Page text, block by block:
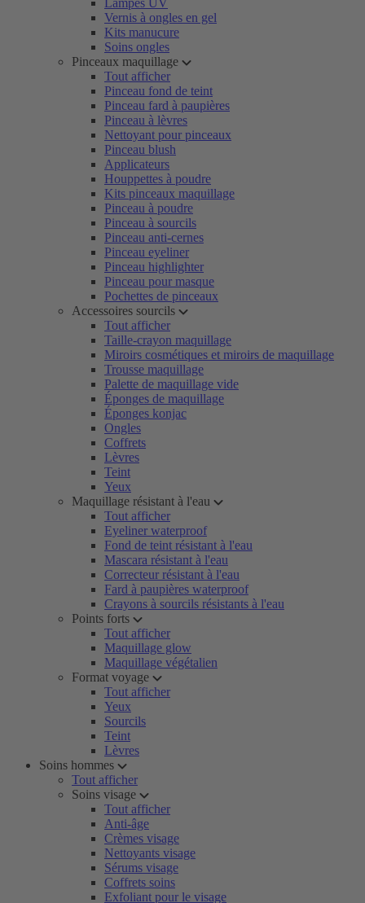
Lampes UV
Vernis à ongles en gel
Kits manucure
Soins ongles
Pinceaux maquillage
Tout afficher
Pinceau fond de teint
Pinceau fard à paupières
Pinceau à lèvres
Nettoyant pour pinceaux
Pinceau blush
Applicateurs
Houppettes à poudre
Kits pinceaux maquillage
Pinceau à poudre
Pinceau à sourcils
Pinceau anti-cernes
Pinceau eyeliner
Pinceau highlighter
Pinceau pour masque
Pochettes de pinceaux
Accessoires sourcils
Tout afficher
Taille-crayon maquillage
Miroirs cosmétiques et miroirs de maquillage
Trousse maquillage
Palette de maquillage vide
Éponges de maquillage
Éponges konjac
Ongles
Coffrets
Lèvres
Teint
Yeux
Maquillage résistant à l'eau
Tout afficher
Eyeliner waterproof
Fond de teint résistant à l'eau
Mascara résistant à l'eau
Correcteur résistant à l'eau
Fard à paupières waterproof
Crayons à sourcils résistants à l'eau
Points forts
Tout afficher
Maquillage glow
Maquillage végétalien
Format voyage
Tout afficher
Yeux
Sourcils
Teint
Lèvres
Soins hommes
Tout afficher
Soins visage
Tout afficher
Anti-âge
Crèmes visage
Nettoyants visage
Sérums visage
Coffrets soins
Exfoliant pour le visage